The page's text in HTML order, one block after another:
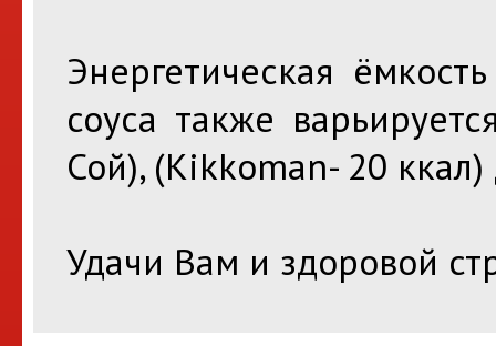
Энергетическая
соуса также
Сой), (Kikkoman- 20
Удачи Вам и здоровой